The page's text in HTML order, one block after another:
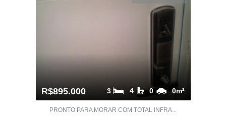
R$895.000 0m²
0
4
3
PRONTO PARA MORAR COM TOTAL INFRA...